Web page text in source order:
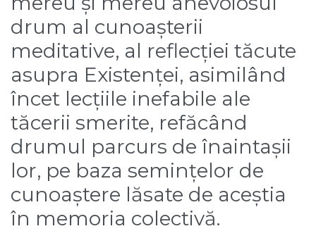
drum al cunoașterii
meditative, al reflecției tăcute
asupra Existenței, asimilând
încet lecțiile inefabile ale
tăcerii smerite, refăcând
drumul parcurs de înaintașii
lor, pe baza semințelor de
cunoaștere lăsate de aceștia
în memoria colectivă.